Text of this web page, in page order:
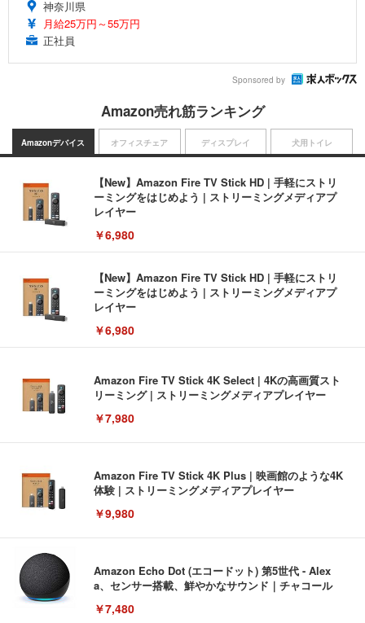
神奈川県
月給25万円～55万円
正社員
Sponsored by
Amazon売れ筋ランキング
Amazonデバイス
【New】Amazon Fire TV Stick HD | 手軽にストリ
ーミングをはじめよう | ストリーミングメディアプ
レイヤー
￥6,980
【New】Amazon Fire TV Stick HD | 手軽にストリ
ーミングをはじめよう | ストリーミングメディアプ
レイヤー
￥6,980
Amazon Fire TV Stick 4K Select | 4Kの高画質スト
リーミング | ストリーミングメディアプレイヤー
￥7,980
Amazon Fire TV Stick 4K Plus | 映画館のような4K
体験 | ストリーミングメディアプレイヤー
￥9,980
Amazon Echo Dot (エコードット) 第5世代 - Alex
a、センサー搭載、鮮やかなサウンド｜チャコール
￥7,480
オフィスチェア ディスプレイ 犬用トイレ